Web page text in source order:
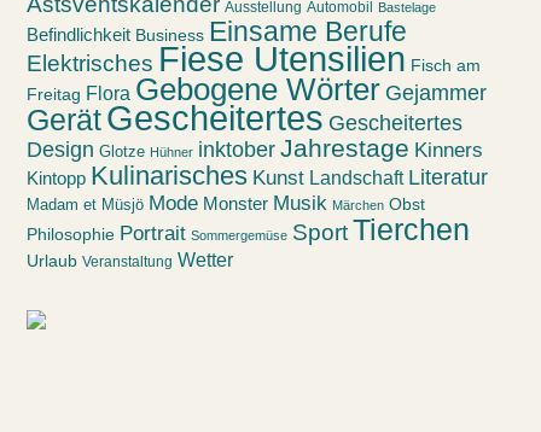
Ausstellung Automobil Bastelage
Befindlichkeit Business Einsame Berufe
Elektrisches Fiese Utensilien Fisch am
Freitag Flora Gebogene Wörter Gejammer
GerätGescheitertes Gescheitertes
Design Glotze Hühner inktober Jahrestage Kinners
Kintopp Kulinarisches Kunst Landschaft Literatur
Madam et Müsjö Mode Monster Musik Märchen Obst
Philosophie Portrait Sommergemüse Sport Tierchen
Urlaub Veranstaltung Wetter